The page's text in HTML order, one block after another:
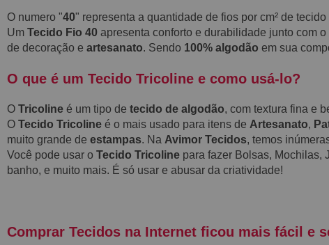
O numero "40" representa a quantidade de fios por cm² de
Um Tecido Fio 40 apresenta conforto e durabilidade junto com
de decoração e artesanato. Sendo 100% algodão em sua
O que é um Tecido Tricoline e como usá-lo?
O Tricoline é um tipo de tecido de algodão, com textura fina e
O Tecido Tricoline é o mais usado para itens de Artesanato,
muito grande de estampas. Na Avimor Tecidos, temos
Você pode usar o Tecido Tricoline para fazer Bolsas, Mochilas,
banho, e muito mais. É só usar e abusar da criatividade!
Comprar Tecidos na Internet ficou mais fácil e